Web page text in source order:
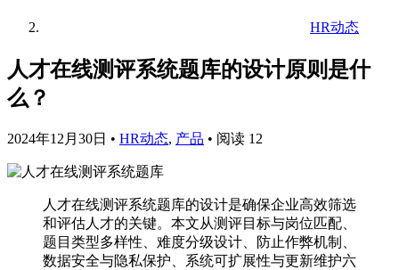
HR动态
人才在线测评系统题库的设计原则是什
么？
2024年12月30日 • HR动态, 产品 • 阅读 12
人才在线测评系统题库的设计是确保企业高效筛选
和评估人才的关键。本文从测评目标与岗位匹配、
题目类型多样性、难度分级设计、防止作弊机制、
数据安全与隐私保护、系统可扩展性与更新维护六